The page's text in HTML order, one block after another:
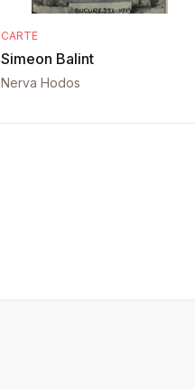
CARTE
Simeon Balint
Nerva Hodos